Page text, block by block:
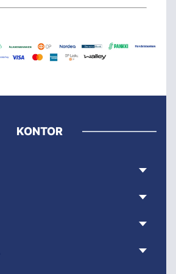
KONTOR